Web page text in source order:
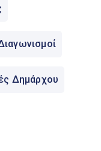
Δημάρχου